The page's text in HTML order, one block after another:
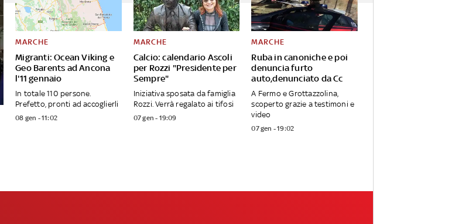
Migranti: Ocean Viking e
Geo Barents ad Ancona
l'11 gennaio
MARCHE
In totale 110 persone.
Prefetto, pronti ad accoglierli
08 gen - 11:02
Calcio: calendario Ascoli
per Rozzi "Presidente per
Sempre"
MARCHE
Iniziativa sposata da famiglia
Rozzi. Verrà regalato ai tifosi
07 gen - 19:09
Ruba in canoniche e poi
denuncia furto
auto,denunciato da Cc
MARCHE
A Fermo e Grottazzolina,
scoperto grazie a testimoni e
video
07 gen - 19:02